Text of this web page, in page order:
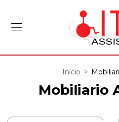
Início >
Mobiliario